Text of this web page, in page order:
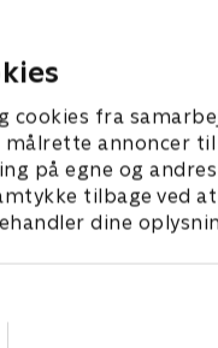
cookies fra
annoncer
på egne og
tilbage ved at
dine
• 35 min